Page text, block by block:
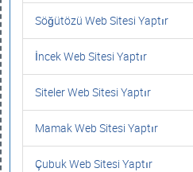
Söğütözü Web Sitesi Yaptır
İncek Web Sitesi Yaptır
Siteler Web Sitesi Yaptır
Mamak Web Sitesi Yaptır
Çubuk Web Sitesi Yaptır